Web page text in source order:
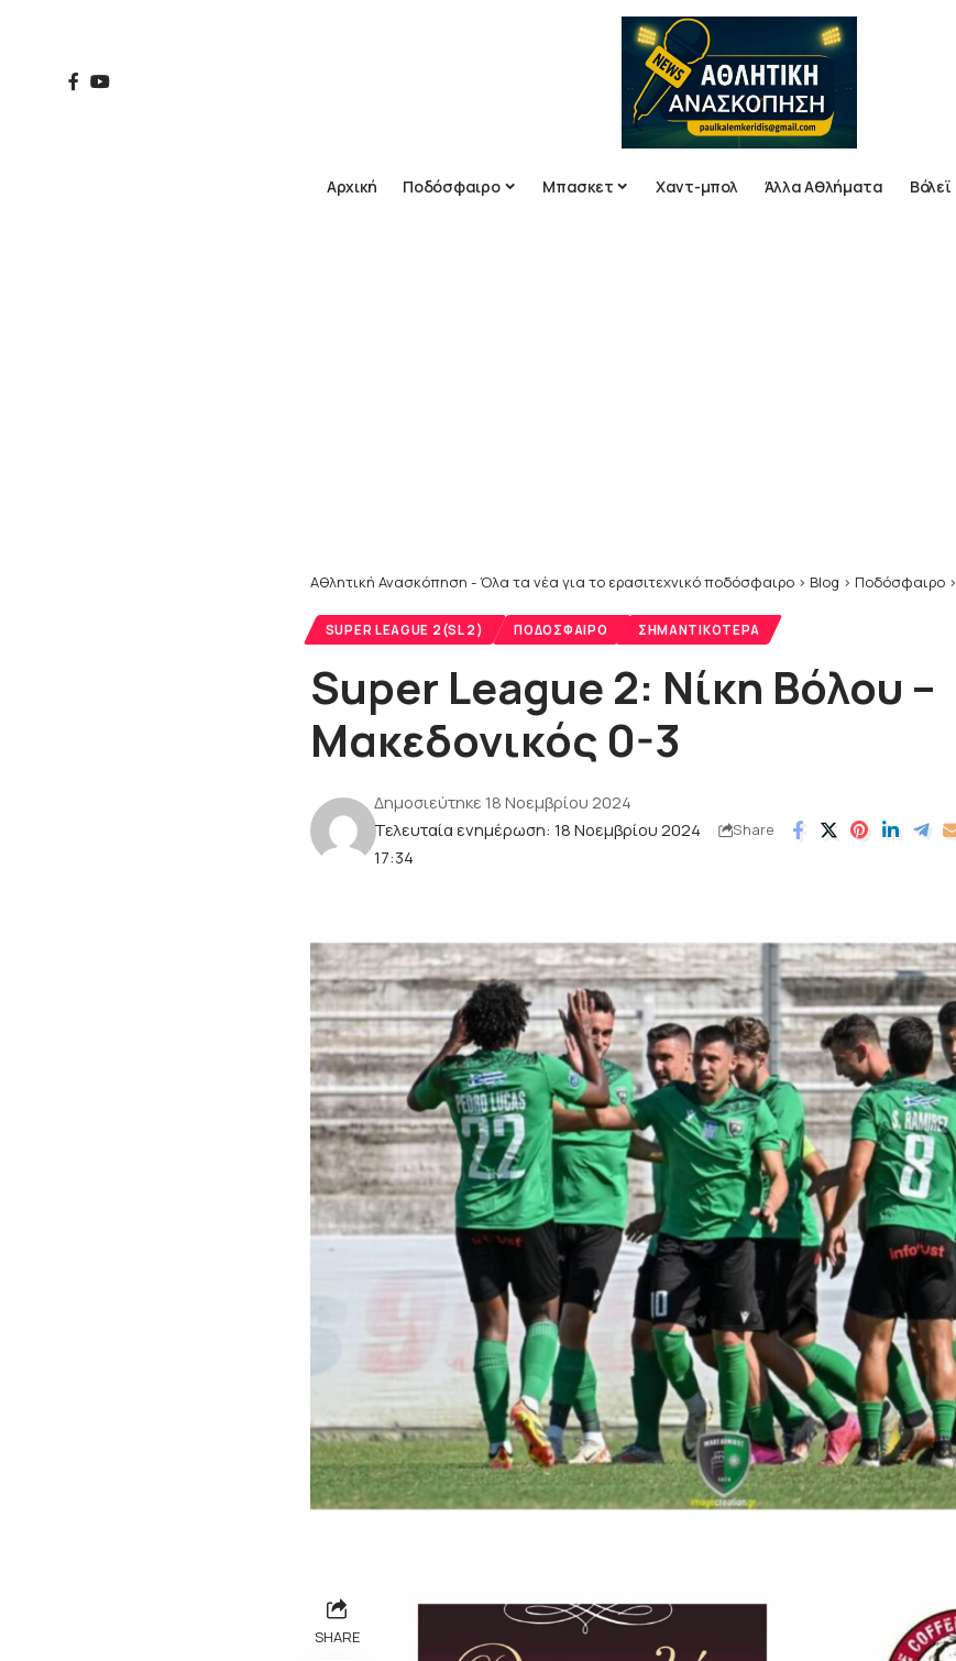
Αρχική Ποδόσφαιρο Μπασκετ Χαντ-μπολ Άλλα Αθλήματα Βόλεϊ
Αθλητική Ανασκόπηση - Όλα τα νέα για το ερασιτεχνικό ποδόσφαιρο > Blog > Ποδόσφαιρο >
SUPER LEAGUE 2(SL 2) ΠΟΔΌΣΦΑΙΡΟ ΣΗΜΑΝΤΙΚΌΤΕΡΑ
Super League 2: Νίκη Βόλου –
Μακεδονικός 0-3
Τελευταία ενημέρωση: 18 Νοεμβρίου 2024
17:34
Δημοσιεύτηκε 18 Νοεμβρίου 2024
Share
SHARE